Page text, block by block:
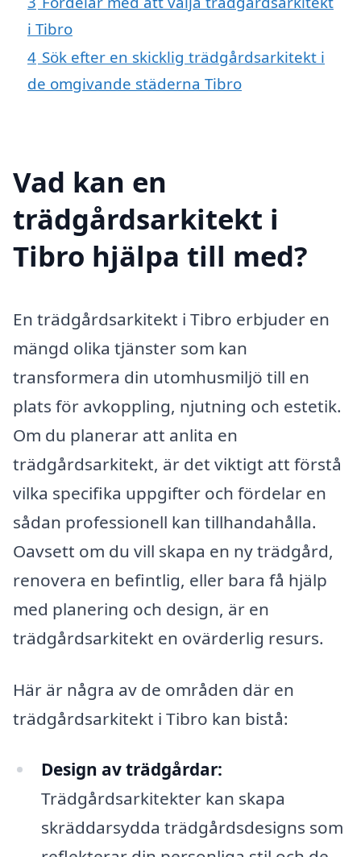
i Tibro
4 Sök efter en skicklig trädgårdsarkitekt i
de omgivande städerna Tibro
Vad kan en
trädgårdsarkitekt i
Tibro hjälpa till med?
En trädgårdsarkitekt i Tibro erbjuder en
mängd olika tjänster som kan
transformera din utomhusmiljö till en
plats för avkoppling, njutning och estetik.
Om du planerar att anlita en
trädgårdsarkitekt, är det viktigt att förstå
vilka specifika uppgifter och fördelar en
sådan professionell kan tillhandahålla.
Oavsett om du vill skapa en ny trädgård,
renovera en befintlig, eller bara få hjälp
med planering och design, är en
trädgårdsarkitekt en ovärderlig resurs.
Här är några av de områden där en
trädgårdsarkitekt i Tibro kan bistå:
Design av trädgårdar:
Trädgårdsarkitekter kan skapa
skräddarsydda trädgårdsdesigns som